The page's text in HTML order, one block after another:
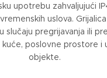
upotrebu zahvaljujući
uslova.
slučaju pregrijavanja ili
kuće, poslovne prostore i
objekte.